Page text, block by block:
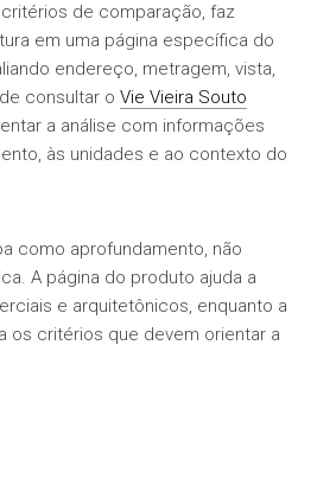
de comparação, faz
em uma página específica do
endereço, metragem, vista,
consultar o Vie Vieira Souto
a análise com informações
às unidades e ao contexto do
como aprofundamento, não
A página do produto ajuda a
e arquitetônicos, enquanto a
os critérios que devem orientar a